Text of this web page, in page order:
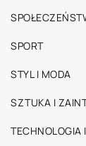
SPORT
STYL I MODA
SZTUKA I
TECHNOLOGIA